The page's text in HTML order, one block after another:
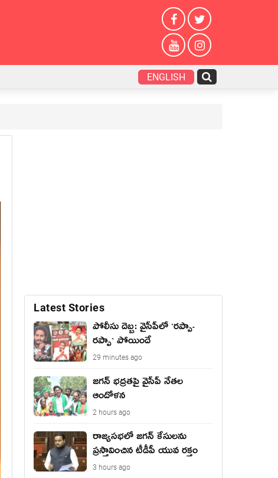
ENGLISH
Latest Stories
పోలీసు దెబ్బ: వైసీపీలో `ర‌ప్పా-
ర‌ప్పా` పోయిందే
29 minutes ago
జ‌గ‌న్ భద్రతపై వైసీపీ నేతల
ఆందోళన
2 hours ago
రాజ్యసభలో జగన్ కేసులను
ప్రస్తావించిన టీడీపీ యువ రక్తం
3 hours ago